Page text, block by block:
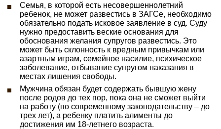
Семья, в которой есть несовершеннолетний
ребенок, не может развестись в ЗАГСе, необходимо
обязательно подать исковое заявление в суд. Суду
нужно предоставить веские основания для
обоснования желания супругов развестись. Это
может быть склонность к вредным привычкам или
азартным играм, семейное насилие, психическое
заболевание, отбывание супругом наказания в
местах лишения свободы.
Мужчина обязан будет содержать бывшую жену
после родов до тех пор, пока она не сможет выйти
на работу (по современному законодательству – до
трех лет), а ребенку платить алименты до
достижения им 18-летнего возраста.